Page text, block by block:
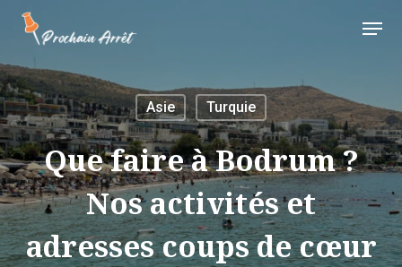
content
Menu
Asie Turquie
Que faire à Bodrum ?
Nos activités et
adresses coups de cœur